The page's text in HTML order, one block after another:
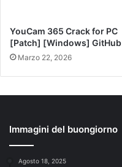
YouCam 365 Crack for PC
[Patch] [Windows] GitHub
Marzo 22, 2026
Immagini del buongiorno
Agosto 18, 2025